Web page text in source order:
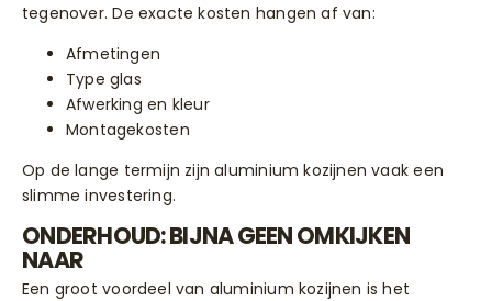
tegenover. De exacte kosten hangen af van:
Afmetingen
Type glas
Afwerking en kleur
Montagekosten
Op de lange termijn zijn aluminium kozijnen vaak een
slimme investering.
ONDERHOUD: BIJNA GEEN OMKIJKEN
NAAR
Een groot voordeel van aluminium kozijnen is het